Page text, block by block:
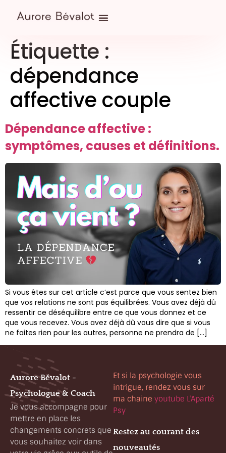
Étiquette :
dépendance
affective couple
Dépendance affective :
symptômes, causes et définitions.
Si vous êtes sur cet article c’est parce que vous sentez bien
que vos relations ne sont pas équilibrées. Vous avez déjà dû
ressentir ce déséquilibre entre ce que vous donnez et ce
que vous recevez. Vous avez déjà dû vous dire que si vous
ne faites rien pour les autres, personne ne prendra de […]
Aurore Bévalot -
Psychologue & Coach
Je vous accompagne pour
mettre en place les
changements concrets que
vous souhaitez voir dans
Et si la psychologie vous
intrigue, rendez vous sur
ma chaine youtube L’Aparté
Psy
Restez au courant des
nouveautés